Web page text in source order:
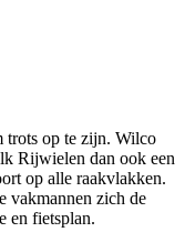
trots op te zijn. Wilco
Rijwielen dan ook een
op alle raakvlakken.
vakmannen zich de
en fietsplan.